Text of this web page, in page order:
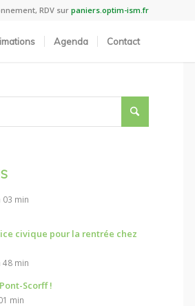
RDV sur paniers.optim-ism.fr
Agenda Contact
03 min
civique pour la rentrée chez
48 min
Scorff !
min